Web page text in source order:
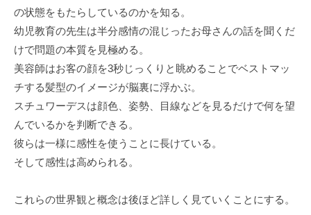
の状態をもたらしているのかを知る。
幼児教育の先生は半分感情の混じったお母さんの話を聞くだ
けで問題の本質を見極める。
美容師はお客の顔を3秒じっくりと眺めることでベストマッ
チする髪型のイメージが脳裏に浮かぶ。
スチュワーデスは顔色、姿勢、目線などを見るだけで何を望
んでいるかを判断できる。
彼らは一様に感性を使うことに長けている。
そして感性は高められる。
これらの世界観と概念は後ほど詳しく見ていくことにする。